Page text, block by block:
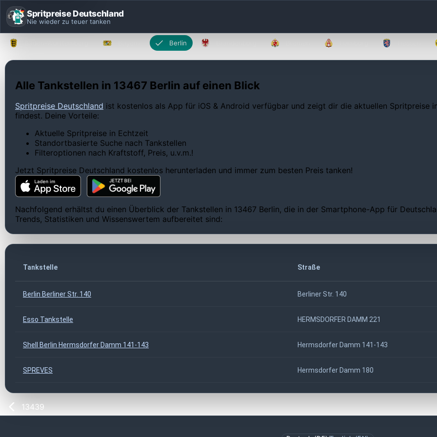
Spritpreise Deutschland
Nie wieder zu teuer tanken
Berlin
Alle Tankstellen in 13467 Berlin auf einen Blick
Spritpreise Deutschland ist kostenlos als App für iOS & Android verfügbar und zeigt dir die aktuellen Spritpreise
findest. Deine Vorteile:
Aktuelle Spritpreise in Echtzeit
Standortbasierte Suche nach Tankstellen
Filteroptionen nach Kraftstoff, Preis, u.v.m.!
Jetzt Spritpreise Deutschland kostenlos herunterladen und immer zum besten Preis tanken!
Nachfolgend erhältst du einen Überblick der Tankstellen in 13467 Berlin, die in der Smartphone-App für
Trends, Statistiken und Wissenswertem aufbereitet sind:
Tankstelle Straße
Berlin Berliner Str. 140 Berliner Str. 140
Esso Tankstelle HERMSDORFER DAMM 221
Shell Berlin Hermsdorfer Damm 141-143 Hermsdorfer Damm 141-143
SPREVES Hermsdorfer Damm 180
13439